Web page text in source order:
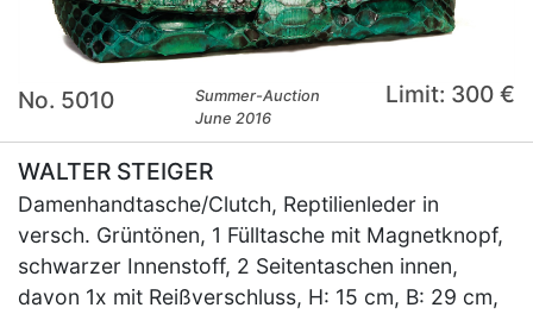
No. 5010
Summer-Auction
June 2016
Limit: 300 €
WALTER STEIGER
Damenhandtasche/Clutch, Reptilienleder in
versch. Grüntönen, 1 Fülltasche mit Magnetknopf,
schwarzer Innenstoff, 2 Seitentaschen innen,
davon 1x mit Reißverschluss, H: 15 cm, B: 29 cm,